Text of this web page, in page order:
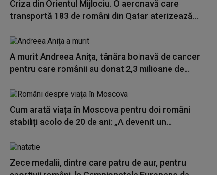
Criza din Orientul Mijlociu. O aeronavă care
transportă 183 de români din Qatar aterizează...
A murit Andreea Anița, tânăra bolnavă de cancer
pentru care românii au donat 2,3 milioane de...
Cum arată viața în Moscova pentru doi români
stabiliți acolo de 20 de ani: „A devenit un...
Zece medalii, dintre care patru de aur, pentru